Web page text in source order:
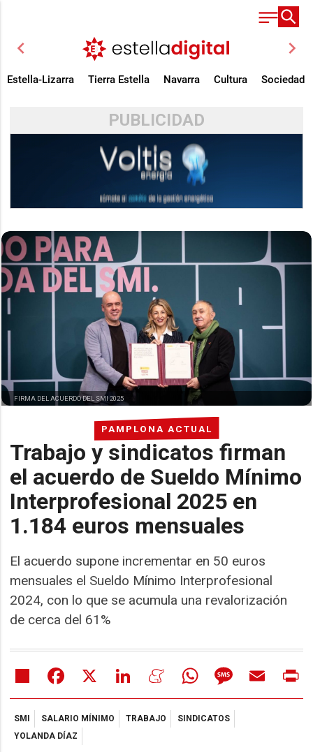
chevron_left chevron_right
Estella-Lizarra Tierra Estella Navarra Cultura Sociedad
PUBLICIDAD
PAMPLONA ACTUAL
Trabajo y sindicatos firman
el acuerdo de Sueldo Mínimo
Interprofesional 2025 en
1.184 euros mensuales
El acuerdo supone incrementar en 50 euros
mensuales el Sueldo Mínimo Interprofesional
2024, con lo que se acumula una revalorización
de cerca del 61%
FIRMA DEL ACUERDO DEL SMI 2025
Share Facebook LinkedIn MeneameWhatsAppMessageEmail
SMI SALARIO MÍNIMO TRABAJO
SINDICATOS
YOLANDA DÍAZ